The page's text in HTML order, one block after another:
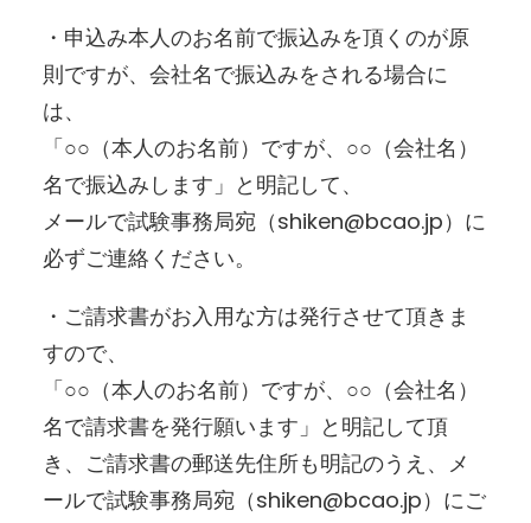
・申込み本人のお名前で振込みを頂くのが原
則ですが、会社名で振込みをされる場合に
は、
「○○（本人のお名前）ですが、○○（会社名）
名で振込みします」と明記して、
メールで試験事務局宛（shiken@bcao.jp）に
必ずご連絡ください。
・ご請求書がお入用な方は発行させて頂きま
すので、
「○○（本人のお名前）ですが、○○（会社名）
名で請求書を発行願います」と明記して頂
き、ご請求書の郵送先住所も明記のうえ、メ
ールで試験事務局宛（shiken@bcao.jp）にご